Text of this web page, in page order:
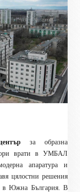
за образна
врати в УМБАЛ
апаратура и
цялостни решения
в Южна България. В